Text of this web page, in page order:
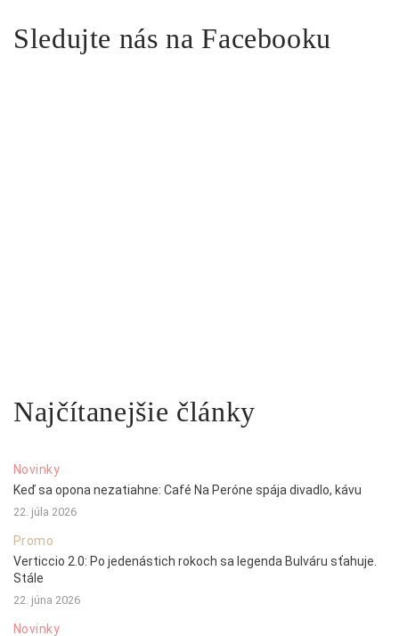
Sledujte nás na Facebooku
Najčítanejšie články
Novinky
Keď sa opona nezatiahne: Café Na Peróne spája divadlo, kávu
22. júla 2026
Promo
Verticcio 2.0: Po jedenástich rokoch sa legenda Bulváru sťahuje.
Stále
22. júna 2026
Novinky